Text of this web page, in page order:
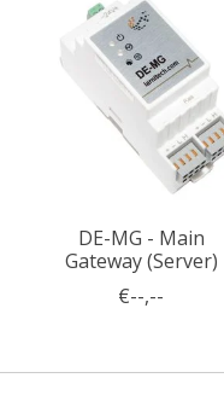
DE-MG - Main
Gateway (Server)
€--,--